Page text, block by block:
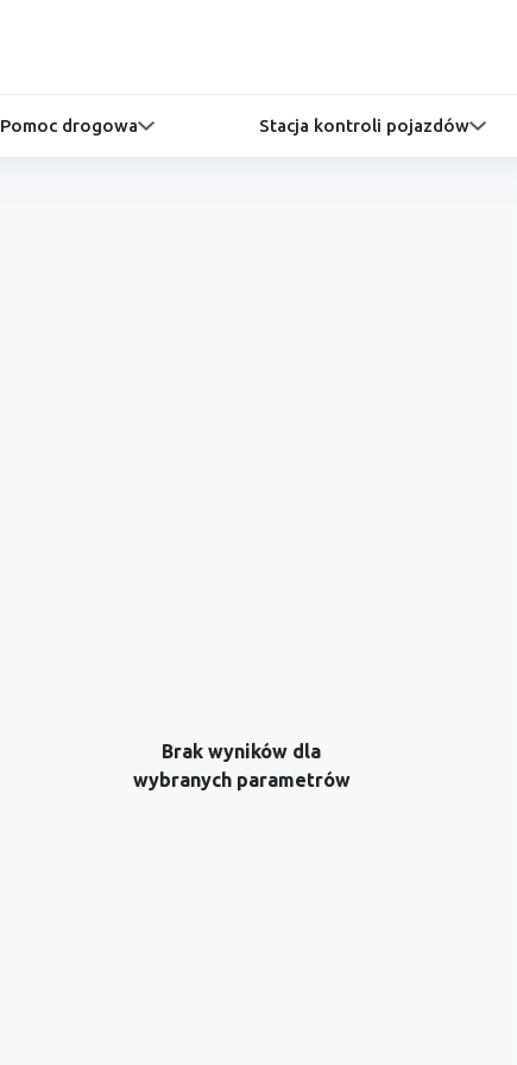
Pomoc drogowa Stacja kontroli pojazdów
Brak wyników dla
wybranych parametrów